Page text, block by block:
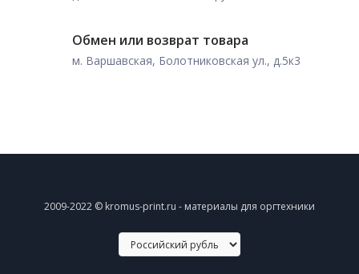
Обмен или возврат товара
м. Варшавская, Болотниковская ул., д.5к3
2009-2022 © kromus-print.ru - материалы для оргтехники